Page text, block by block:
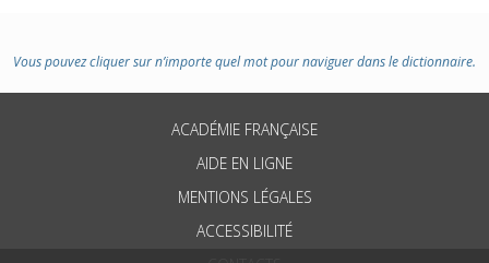
Vous pouvez cliquer sur n’importe quel mot pour naviguer dans le dictionnaire.
ACADÉMIE FRANÇAISE
AIDE EN LIGNE
MENTIONS LÉGALES
ACCESSIBILITÉ